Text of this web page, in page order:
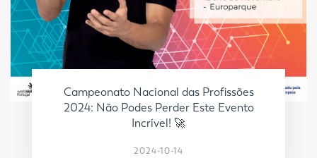
Campeonato Nacional das Profissões
2024: Não Podes Perder Este Evento
Incrível! 🚀
2024-10-14